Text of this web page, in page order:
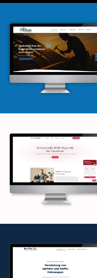
Webdesign & -entwicklung
Webdesign & -entwicklung